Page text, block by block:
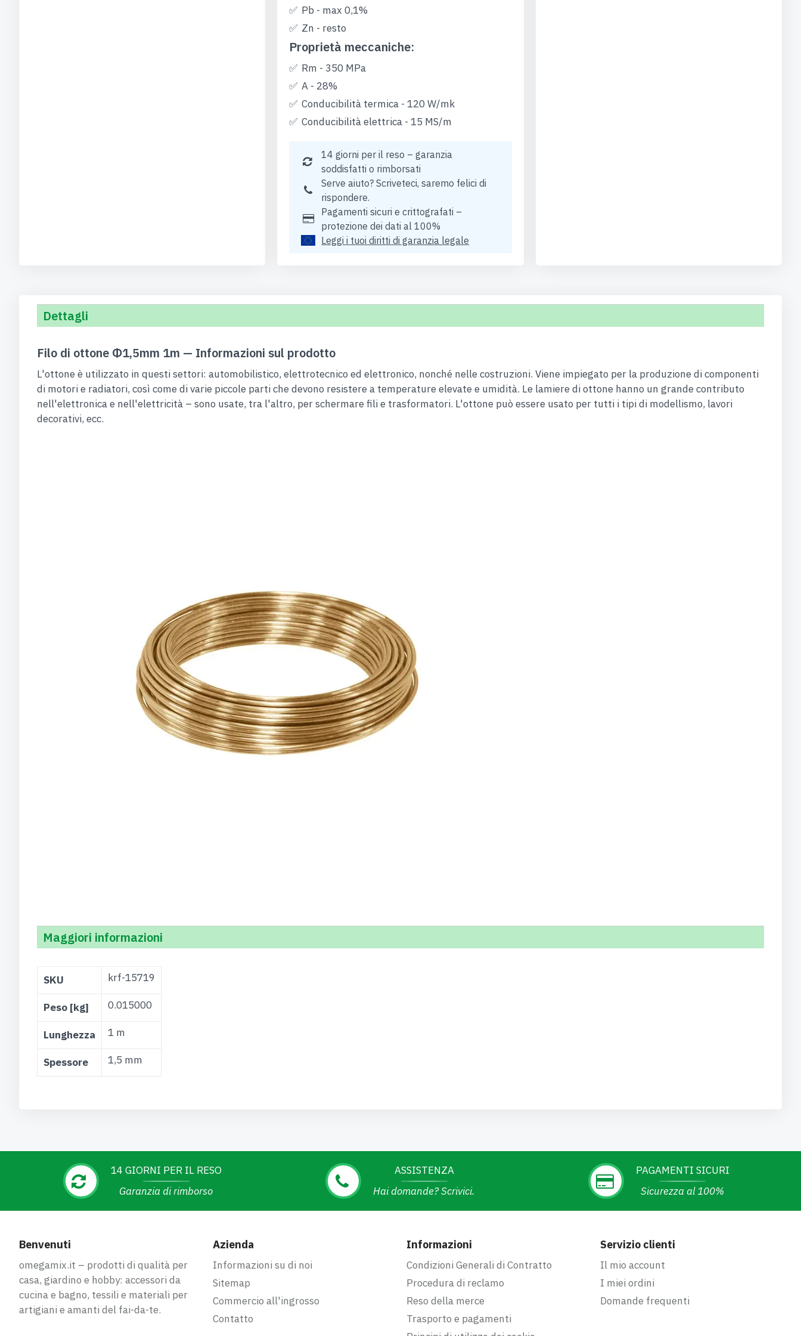
Pb - max 0,1%
Zn - resto
Proprietà meccaniche:
Rm - 350 MPa
A - 28%
Conducibilità termica - 120 W/mk
Conducibilità elettrica - 15 MS/m
14 giorni per il reso – garanzia
soddisfatti o rimborsati
Serve aiuto? Scriveteci, saremo felici di
rispondere.
Pagamenti sicuri e crittografati –
protezione dei dati al 100%
Leggi i tuoi diritti di garanzia legale
Dettagli
Filo di ottone Φ1,5mm 1m — Informazioni sul prodotto
L'ottone è utilizzato in questi settori: automobilistico, elettrotecnico ed elettronico, nonché nelle costruzioni. Viene impiegato per la produzione di componenti
di motori e radiatori, così come di varie piccole parti che devono resistere a temperature elevate e umidità. Le lamiere di ottone hanno un grande contributo
nell'elettronica e nell'elettricità – sono usate, tra l'altro, per schermare fili e trasformatori. L'ottone può essere usato per tutti i tipi di modellismo, lavori
decorativi, ecc.
Maggiori informazioni
Informazioni
SKU krf-15719
Peso [kg] 0.015000
Lunghezza 1 m
Spessore 1,5 mm
14 GIORNI PER IL RESO
Garanzia di rimborso
ASSISTENZA
Hai domande? Scrivici.
PAGAMENTI SICURI
Sicurezza al 100%
Benvenuti
omegamix.it – prodotti di qualità per
casa, giardino e hobby: accessori da
cucina e bagno, tessili e materiali per
artigiani e amanti del fai-da-te.
Azienda
Informazioni su di noi
Sitemap
Commercio all'ingrosso
Contatto
Informazioni
Condizioni Generali di Contratto
Procedura di reclamo
Reso della merce
Trasporto e pagamenti
Servizio clienti
Il mio account
I miei ordini
Domande frequenti